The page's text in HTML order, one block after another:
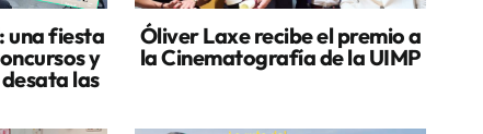
una fiesta
y
las
Óliver Laxe recibe el premio a
la Cinematografía de la UIMP